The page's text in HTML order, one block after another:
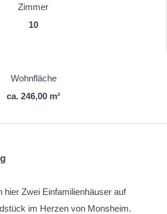
Zimmer
10
Wohnfläche
ca. 246,00 m²
hier Zwei Einfamilienhäuser auf
im Herzen von Monsheim.